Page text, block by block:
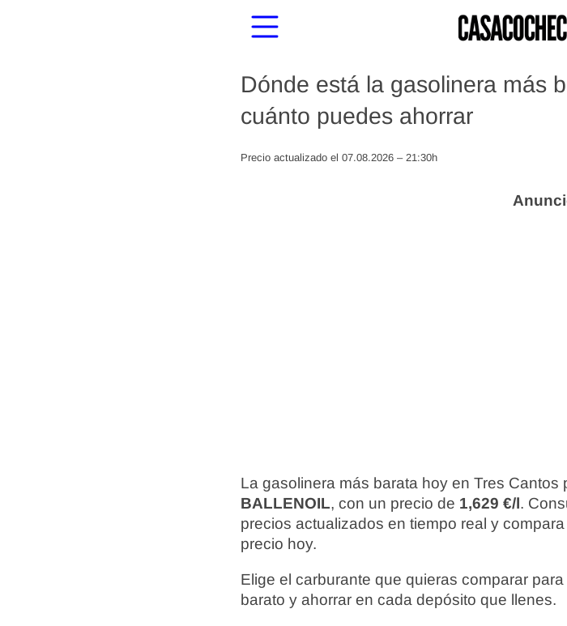
Dónde está la gasolinera más
cuánto puedes ahorrar
Precio actualizado el 07.08.2026 – 21:30h
La gasolinera más barata hoy en Tres
BALLENOIL, con un precio de 1,629 €/l.
precios actualizados en tiempo real y
precio hoy.
Elige el carburante que quieras comparar
barato y ahorrar en cada depósito que llenes.